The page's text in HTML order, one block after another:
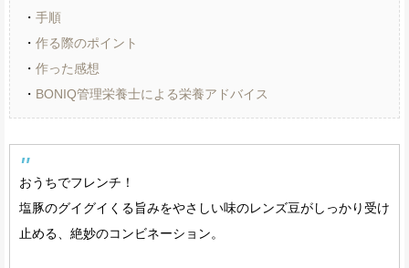
・ 手順
・ 作る際のポイント
・ 作った感想
・ BONIQ管理栄養士による栄養アドバイス
おうちでフレンチ！
塩豚のグイグイくる旨みをやさしい味のレンズ豆がしっかり受け
止める、絶妙のコンビネーション。